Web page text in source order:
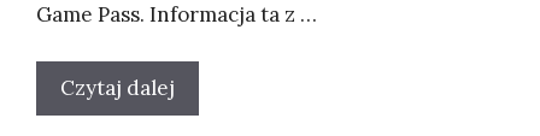
Game Pass. Informacja ta z …
Czytaj dalej